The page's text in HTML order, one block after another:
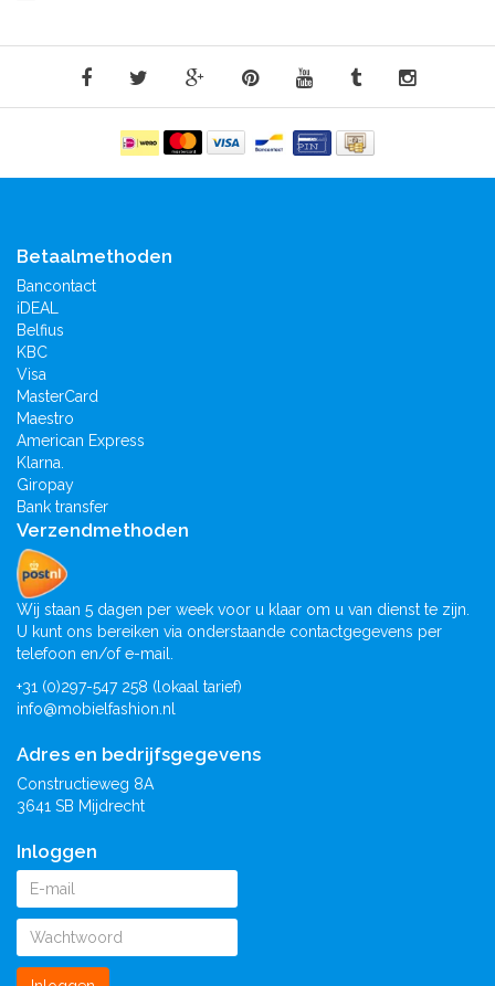
Betaalmethoden
Bancontact
iDEAL
Belfius
KBC
Visa
MasterCard
Maestro
American Express
Klarna.
Giropay
Bank transfer
Verzendmethoden
Wij staan 5 dagen per week voor u klaar om u van dienst te zijn.
U kunt ons bereiken via onderstaande contactgegevens per
telefoon en/of e-mail.
+31 (0)297-547 258 (lokaal tarief)
info@mobielfashion.nl
Adres en bedrijfsgegevens
Constructieweg 8A
3641 SB Mijdrecht
Inloggen